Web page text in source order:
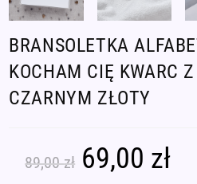
BRANSOLETKA
KOCHAM CIĘ KWARC
CZARNYM ZŁOTY
89,00zł
Pierwotna
cena
wynosiła:
69,00 złcena